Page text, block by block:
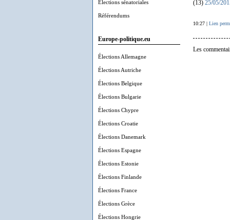
Élections sénatoriales
Référendums
Europe-politique.eu
Élections Allemagne
Élections Autriche
Élections Belgique
Élections Bulgarie
Élections Chypre
Élections Croatie
Élections Danemark
Élections Espagne
Élections Estonie
Élections Finlande
Élections France
Élections Grèce
Élections Hongrie
(13) 25/05/
10:27 | Lien
Les